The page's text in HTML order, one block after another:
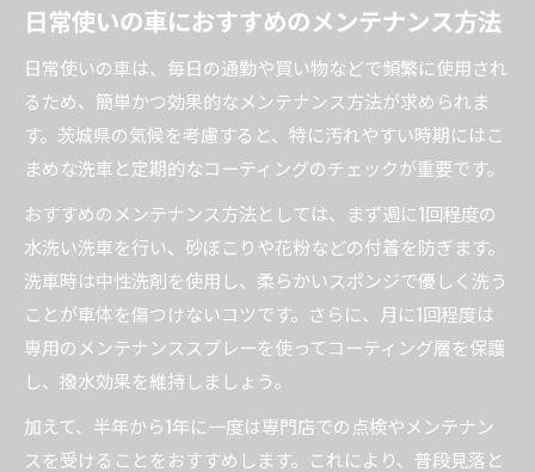
日常使いの車におすすめのメンテナンス方法
日常使いの車は、毎日の通勤や買い物などで頻繁に使用され
るため、簡単かつ効果的なメンテナンス方法が求められま
す。茨城県の気候を考慮すると、特に汚れやすい時期にはこ
まめな洗車と定期的なコーティングのチェックが重要です。
おすすめのメンテナンス方法としては、まず週に1回程度の
水洗い洗車を行い、砂ぼこりや花粉などの付着を防ぎます。
洗車時は中性洗剤を使用し、柔らかいスポンジで優しく洗う
ことが車体を傷つけないコツです。さらに、月に1回程度は
専用のメンテナンススプレーを使ってコーティング層を保護
し、撥水効果を維持しましょう。
加えて、半年から1年に一度は専門店での点検やメンテナン
スを受けることをおすすめします。これにより、普段見落と